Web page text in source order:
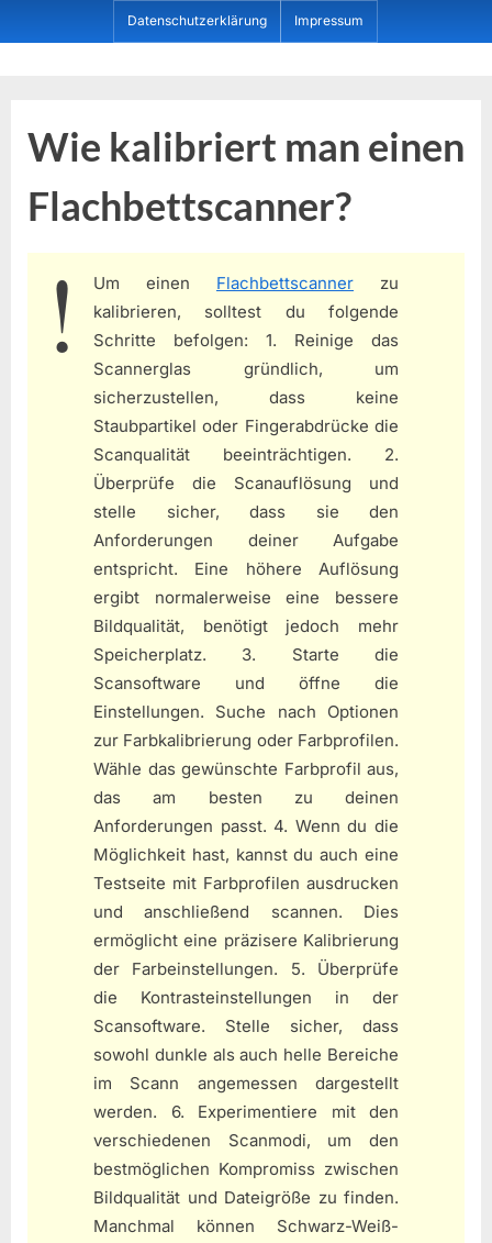
to
Datenschutzerklärung Impressum
Wie kalibriert man einen
Flachbettscanner?
Um einen Flachbettscanner zu
kalibrieren, solltest du folgende
Schritte befolgen: 1. Reinige das
Scannerglas gründlich, um
sicherzustellen, dass keine
Staubpartikel oder Fingerabdrücke die
Scanqualität beeinträchtigen. 2.
Überprüfe die Scanauflösung und
stelle sicher, dass sie den
Anforderungen deiner Aufgabe
entspricht. Eine höhere Auflösung
ergibt normalerweise eine bessere
Bildqualität, benötigt jedoch mehr
Speicherplatz. 3. Starte die
Scansoftware und öffne die
Einstellungen. Suche nach Optionen
zur Farbkalibrierung oder Farbprofilen.
Wähle das gewünschte Farbprofil aus,
das am besten zu deinen
Anforderungen passt. 4. Wenn du die
Möglichkeit hast, kannst du auch eine
Testseite mit Farbprofilen ausdrucken
und anschließend scannen. Dies
ermöglicht eine präzisere Kalibrierung
der Farbeinstellungen. 5. Überprüfe
die Kontrasteinstellungen in der
Scansoftware. Stelle sicher, dass
sowohl dunkle als auch helle Bereiche
im Scann angemessen dargestellt
werden. 6. Experimentiere mit den
verschiedenen Scanmodi, um den
bestmöglichen Kompromiss zwischen
Bildqualität und Dateigröße zu finden.
Manchmal können Schwarz-Weiß-